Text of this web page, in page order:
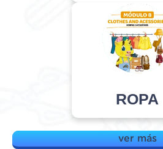
ROPA
ver más